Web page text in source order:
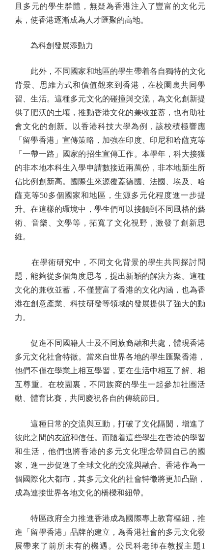
且多元的學生群體，無疑為香港注入了豐富的文化元
素，使香港逐漸成為人才匯聚的高地。
為科創發展添動力
此外，不同國家和地區的學生帶着各自獨特的文化
背景、思維方式和價值觀來到香港，在校園裏共同學
習、生活。這種多元文化的碰撞與交流，為文化創新提
供了肥沃的土壤，推動香港文化的兼收並蓄，也有助社
會文化的創新。以香港科技大學為例，該校積極響應
「留學香港」宣傳策略，加強在印度、印尼和哈薩克等
「一帶一路」國家的招生宣傳工作。本學年，科大接獲
的非本地本科生入學申請數接近兩萬份，非本地新生所
佔比例創新高。國際生來源覆蓋德國、法國、埃及、哈
薩克等50多個國家和地區，生源多元化程度進一步提
升。在這樣的環境中，學生們可以接觸到不同風格的藝
術、音樂、文學等，拓寬了文化視野，激發了創新思
維。
在學術研究中，不同文化背景的學生共同探討問
題，能夠從多個角度思考，提出新穎的解決方案。這種
文化的兼收並蓄，不僅豐富了香港的文化內涵，也為香
港在創意產業、科技研發等領域的發展提供了強大的動
力。
促進不同國籍人士及不同族裔融和共處，體現香港
多元文化社會特徵。當來自世界各地的學生匯聚香港，
他們不僅在學業上相互學習，更在生活中相互了解、相
互尊重。在校園裏，不同族裔的學生一起參加社團活
動、體育比賽，共同慶祝各自的傳統節日。
這種日常的交流與互動，打破了文化隔閡，增進了
彼此之間的友誼和信任。而隨着這些學生在香港的學習
和生活，他們也將香港的多元文化理念帶回自己的國
家，進一步促進了全球文化的交流與融合。香港作為一
個國際化大都市，其多元文化的社會特徵將更加凸顯，
成為連接世界各地文化的橋樑和紐帶。
特區政府全力推進香港成為國際專上教育樞紐，推
進「留學香港」品牌的建立，為香港社會的多元文化發
展帶來了前所未有的機遇。公民科老師在教授主題1